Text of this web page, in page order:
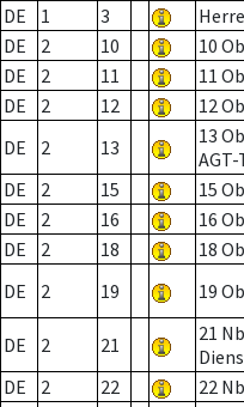
DE
1 3
DE
2 10 10
DE
2 11 11
DE
2 12 12
DE
2 13
13
DE
2 15 15
DE
2 16 16
DE
2 18 18
DE
2 19 19
DE 2 21
21
DE
2 22 22